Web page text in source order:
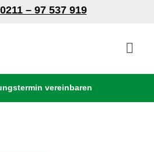
0211 – 97 537 919
Verrentung
vereinbaren